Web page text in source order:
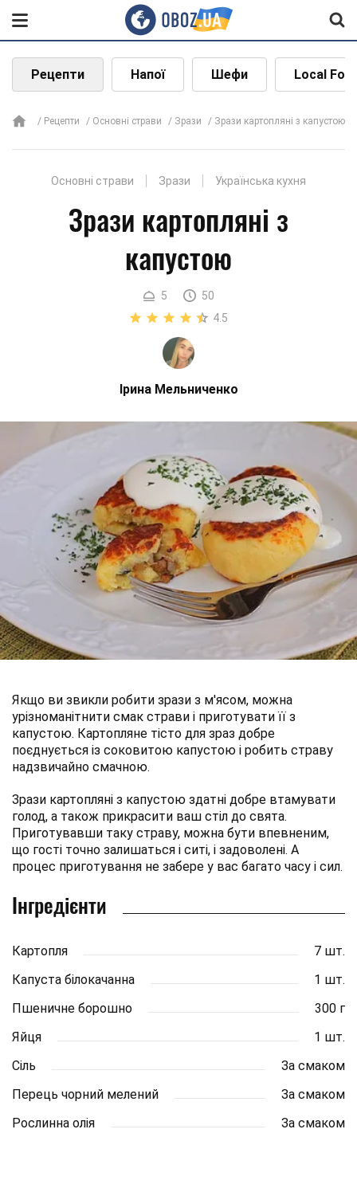
Рецепти Напої Шефи Local
Рецепти Основні страви Зрази Зрази картопляні з капустою
Основні страви Зрази Українська кухня
Зрази картопляні з
капустою
5
50
4.5
Ірина Мельниченко
Якщо ви звикли робити зрази з м'ясом, можна
урізноманітнити смак страви і приготувати її з
капустою. Картопляне тісто для зраз добре
поєднується із соковитою капустою і робить страву
надзвичайно смачною.
Зрази картопляні з капустою здатні добре втамувати
голод, а також прикрасити ваш стіл до свята.
Приготувавши таку страву, можна бути впевненим,
що гості точно залишаться і ситі, і задоволені. А
процес приготування не забере у вас багато часу і сил.
Інгредієнти
Картопля
7 шт.
Капуста білокачанна
1 шт.
Пшеничне борошно
300 г
Яйця
1 шт.
Сіль
За смаком
Перець чорний мелений
За смаком
Рослинна олія
За смаком